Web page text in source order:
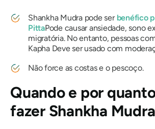
Shankha Mudrapode ser benéfico
PittaPode causar ansiedade, sono
migratória. No entanto, pessoas
KaphaDeve ser usado com
Não force as costas e o pescoço.
Quando e por
fazer Shankha Mudra